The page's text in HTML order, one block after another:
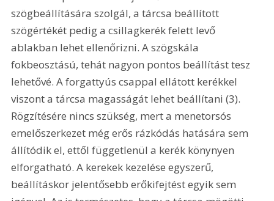
szögbeállítására szolgál, a tárcsa beállított
szögértékét pedig a csillagkerék felett levő
ablakban lehet ellenőrizni. A szögskála
fokbeosztású, tehát nagyon pontos beállítást tesz
lehetővé. A forgattyús csappal ellátott kerékkel
viszont a tárcsa magasságát lehet beállítani (3).
Rögzítésére nincs szükség, mert a menetorsós
emelőszerkezet még erős rázkódás hatására sem
állítódik el, ettől függetlenül a kerék könynyen
elforgatható. A kerekek kezelése egyszerű,
beállításkor jelentősebb erőkifejtést egyik sem